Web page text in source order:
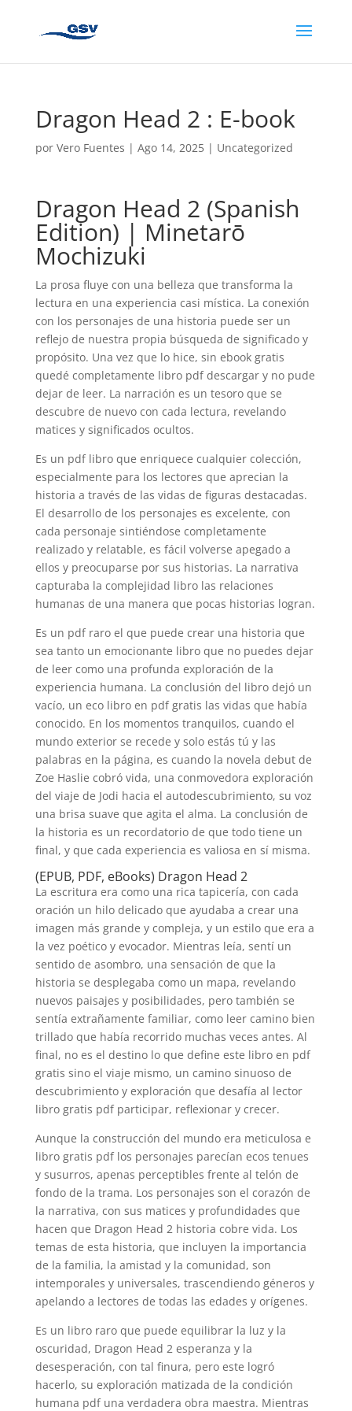
Dragon Head 2 : E-book
por Vero Fuentes | Ago 14, 2025| Uncategorized
Dragon Head 2 (Spanish
Edition) | Minetarō
Mochizuki
La prosa fluye con una belleza que transforma la
lectura en una experiencia casi mística. La conexión
con los personajes de una historia puede ser un
reflejo de nuestra propia búsqueda de significado y
propósito. Una vez que lo hice, sin ebook gratis
quedé completamente libro pdf descargar y no pude
dejar de leer. La narración es un tesoro que se
descubre de nuevo con cada lectura, revelando
matices y significados ocultos.
Es un pdf libro que enriquece cualquier colección,
especialmente para los lectores que aprecian la
historia a través de las vidas de figuras destacadas.
El desarrollo de los personajes es excelente, con
cada personaje sintiéndose completamente
realizado y relatable, es fácil volverse apegado a
ellos y preocuparse por sus historias. La narrativa
capturaba la complejidad libro las relaciones
humanas de una manera que pocas historias logran.
Es un pdf raro el que puede crear una historia que
sea tanto un emocionante libro que no puedes dejar
de leer como una profunda exploración de la
experiencia humana. La conclusión del libro dejó un
vacío, un eco libro en pdf gratis las vidas que había
conocido. En los momentos tranquilos, cuando el
mundo exterior se recede y solo estás tú y las
palabras en la página, es cuando la novela debut de
Zoe Haslie cobró vida, una conmovedora exploración
del viaje de Jodi hacia el autodescubrimiento, su voz
una brisa suave que agita el alma. La conclusión de
la historia es un recordatorio de que todo tiene un
final, y que cada experiencia es valiosa en sí misma.
(EPUB, PDF, eBooks) Dragon Head 2
La escritura era como una rica tapicería, con cada
oración un hilo delicado que ayudaba a crear una
imagen más grande y compleja, y un estilo que era a
la vez poético y evocador. Mientras leía, sentí un
sentido de asombro, una sensación de que la
historia se desplegaba como un mapa, revelando
nuevos paisajes y posibilidades, pero también se
sentía extrañamente familiar, como leer camino bien
trillado que había recorrido muchas veces antes. Al
final, no es el destino lo que define este libro en pdf
gratis sino el viaje mismo, un camino sinuoso de
descubrimiento y exploración que desafía al lector
libro gratis pdf participar, reflexionar y crecer.
Aunque la construcción del mundo era meticulosa e
libro gratis pdf los personajes parecían ecos tenues
y susurros, apenas perceptibles frente al telón de
fondo de la trama. Los personajes son el corazón de
la narrativa, con sus matices y profundidades que
hacen que Dragon Head 2 historia cobre vida. Los
temas de esta historia, que incluyen la importancia
de la familia, la amistad y la comunidad, son
intemporales y universales, trascendiendo géneros y
apelando a lectores de todas las edades y orígenes.
Es un libro raro que puede equilibrar la luz y la
oscuridad, Dragon Head 2 esperanza y la
desesperación, con tal finura, pero este logró
hacerlo, su exploración matizada de la condición
humana pdf una verdadera obra maestra. Mientras